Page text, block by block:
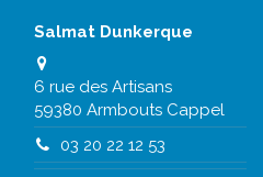
Salmat Dunkerque
6 rue des Artisans
59380 Armbouts Cappel
03 20 22 12 53